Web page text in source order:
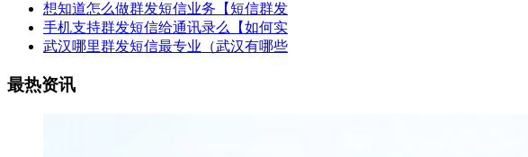
想知道怎么做群发短信业务【短信群发
手机支持群发短信给通讯录么【如何实
武汉哪里群发短信最专业（武汉有哪些
最热资讯